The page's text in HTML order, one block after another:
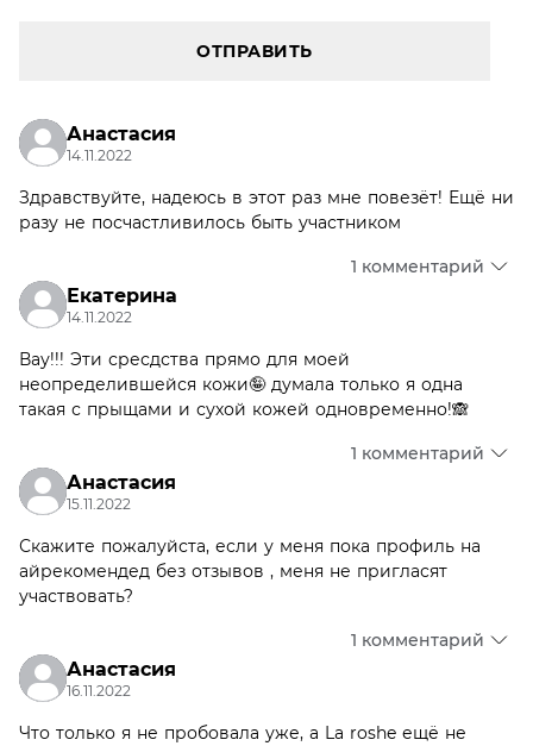
ОТПРАВИТЬ
Анастасия
14.11.2022
Здравствуйте, надеюсь в этот раз мне повезёт! Ещё ни
разу не посчастливилось быть участником
1 комментарий
Екатерина
14.11.2022
Вау!!! Эти сресдства прямо для моей
неопределившейся кожи🤪 думала только я одна
такая с прыщами и сухой кожей одновременно!🙈
1 комментарий
Анастасия
15.11.2022
Скажите пожалуйста, если у меня пока профиль на
айрекомендед без отзывов , меня не пригласят
участвовать?
1 комментарий
Анастасия
16.11.2022
Что только я не пробовала уже, а La roshe ещё не